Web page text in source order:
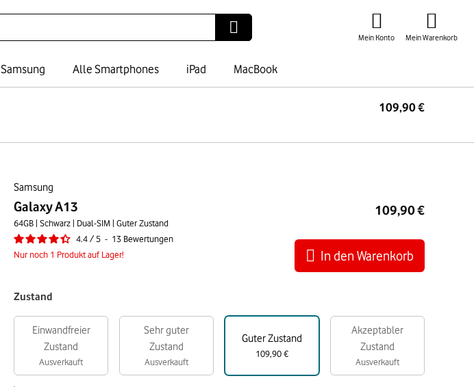
Mein Konto Mein Warenkorb
Samsung Alle Smartphones iPad MacBook
109,90 €
Samsung
Galaxy A13
64GB | Schwarz | Dual-SIM | Guter Zustand
4.4/5 - 13 Bewertungen
Nur noch 1 Produkt auf Lager!
109,90 €
In den Warenkorb
Zustand
Einwandfreier
Zustand
Ausverkauft
Sehr guter
Zustand
Ausverkauft
Guter Zustand
109,90 €
Akzeptabler
Zustand
Ausverkauft